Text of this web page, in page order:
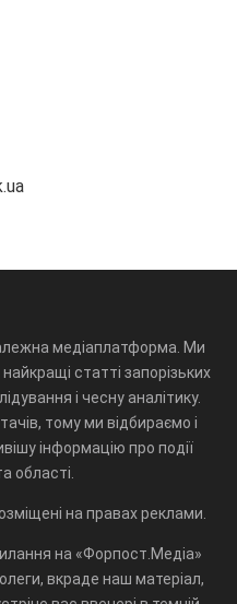
медіаплатформа. Ми
статті запорізьких
і чесну аналітику.
тому ми відбираємо і
інформацію про події
області.
на правах реклами.
на «Форпост.Медіа»
вкраде наш матеріал,